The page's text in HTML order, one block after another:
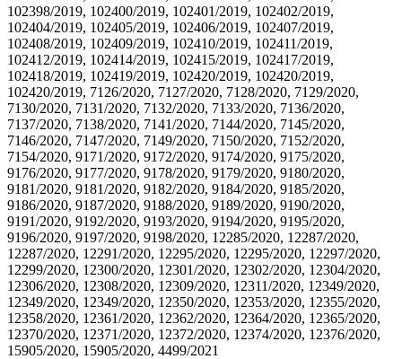
102398/2019, 102400/2019, 102401/2019, 102402/2019,
102404/2019, 102405/2019, 102406/2019, 102407/2019,
102408/2019, 102409/2019, 102410/2019, 102411/2019,
102412/2019, 102414/2019, 102415/2019, 102417/2019,
102418/2019, 102419/2019, 102420/2019, 102420/2019,
102420/2019, 7126/2020, 7127/2020, 7128/2020, 7129/2020,
7130/2020, 7131/2020, 7132/2020, 7133/2020, 7136/2020,
7137/2020, 7138/2020, 7141/2020, 7144/2020, 7145/2020,
7146/2020, 7147/2020, 7149/2020, 7150/2020, 7152/2020,
7154/2020, 9171/2020, 9172/2020, 9174/2020, 9175/2020,
9176/2020, 9177/2020, 9178/2020, 9179/2020, 9180/2020,
9181/2020, 9181/2020, 9182/2020, 9184/2020, 9185/2020,
9186/2020, 9187/2020, 9188/2020, 9189/2020, 9190/2020,
9191/2020, 9192/2020, 9193/2020, 9194/2020, 9195/2020,
9196/2020, 9197/2020, 9198/2020, 12285/2020, 12287/2020,
12287/2020, 12291/2020, 12295/2020, 12295/2020, 12297/2020,
12299/2020, 12300/2020, 12301/2020, 12302/2020, 12304/2020,
12306/2020, 12308/2020, 12309/2020, 12311/2020, 12349/2020,
12349/2020, 12349/2020, 12350/2020, 12353/2020, 12355/2020,
12358/2020, 12361/2020, 12362/2020, 12364/2020, 12365/2020,
12370/2020, 12371/2020, 12372/2020, 12374/2020, 12376/2020,
15905/2020, 15905/2020, 4499/2021